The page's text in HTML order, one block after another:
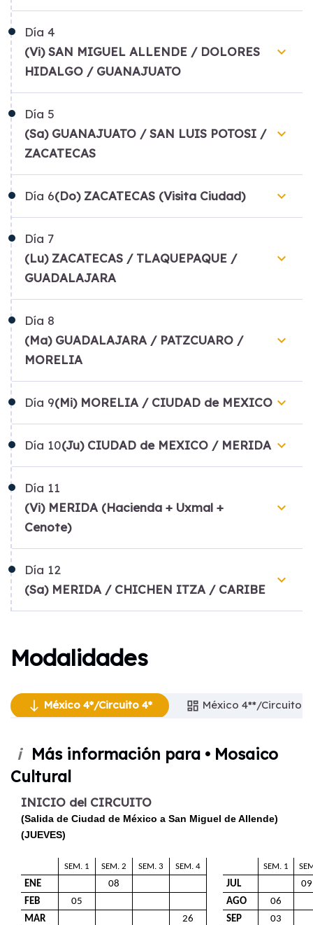
Día 4
(Vi) SAN MIGUEL ALLENDE / DOLORES
HIDALGO / GUANAJUATO
keyboard_arrow_down
Día 5
(Sa) GUANAJUATO / SAN LUIS POTOSI /
ZACATECAS
keyboard_arrow_down
Día 6(Do) ZACATECAS (Visita Ciudad) keyboard_arrow_down
Día 7
(Lu) ZACATECAS / TLAQUEPAQUE /
GUADALAJARA
keyboard_arrow_down
Día 8
(Ma) GUADALAJARA / PATZCUARO /
MORELIA
keyboard_arrow_down
Día 9(Mi) MORELIA / CIUDAD de MEXICO keyboard_arrow_down
Día 10(Ju) CIUDAD de MEXICO / MERIDA keyboard_arrow_down
Día 11
(Vi) MERIDA (Hacienda + Uxmal +
Cenote)
keyboard_arrow_down
Día 12
(Sa) MERIDA / CHICHEN ITZA / CARIBE
keyboard_arrow_down
Modalidades
south México 4*/Circuito 4* dashboard México 4**/Circuito
south México 4*/Circuito 4*
dashboardMéxico 3*/Circuito 4*
i
Más información para • Mosaico
Cultural
INICIO del CIRCUITO
(Salida de Ciudad de México a San Miguel de Allende)
(JUEVES)
SEM. 1 SEM. 2 SEM. 3 SEM. 4 SEM. 1
ENE 08 JUL
FEB
05 AGO
06
MAR
26 SEP
03